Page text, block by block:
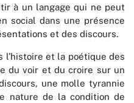
à un langage qui ne peut
social dans une présence
et des discours.
l’histoire et la poétique des
du voir et du croire sur un
une molle tyrannie
nature de la condition de